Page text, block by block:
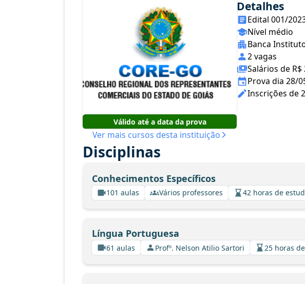
Válido até a data da prova
Ver mais cursos desta instituição
Detalhes
Edital 001/
Nível médio
Banca
2 vagas
Salários de R$
Prova dia 28/
Inscrições de
Disciplinas
Conhecimentos Específicos
101 aulas Vários professores 42 horas de
Língua Portuguesa
61 aulas Profº. Nelson Atilio Sartori 25 horas